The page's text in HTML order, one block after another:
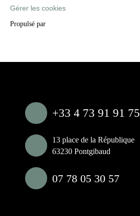
Gérer les cookies
Propulsé par
+33 4 73 91 91 75
13 place de la République
63230 Pontgibaud
07 78 05 30 57